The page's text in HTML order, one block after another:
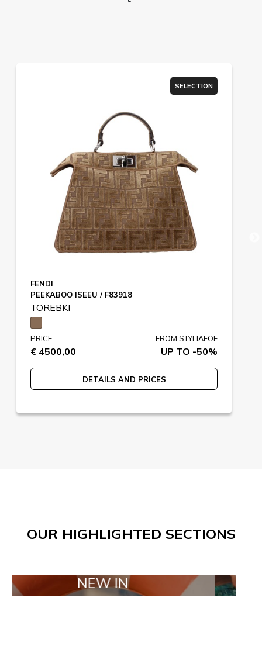
SELECTION
FENDI
PEEKABOO ISEEU / F83918
TOREBKI
PRICE
€ 4500,00
FROM STYLIAFOE
UP TO -50%
DETAILS AND PRICES
OUR HIGHLIGHTED SECTIONS
NEW IN TAILOR